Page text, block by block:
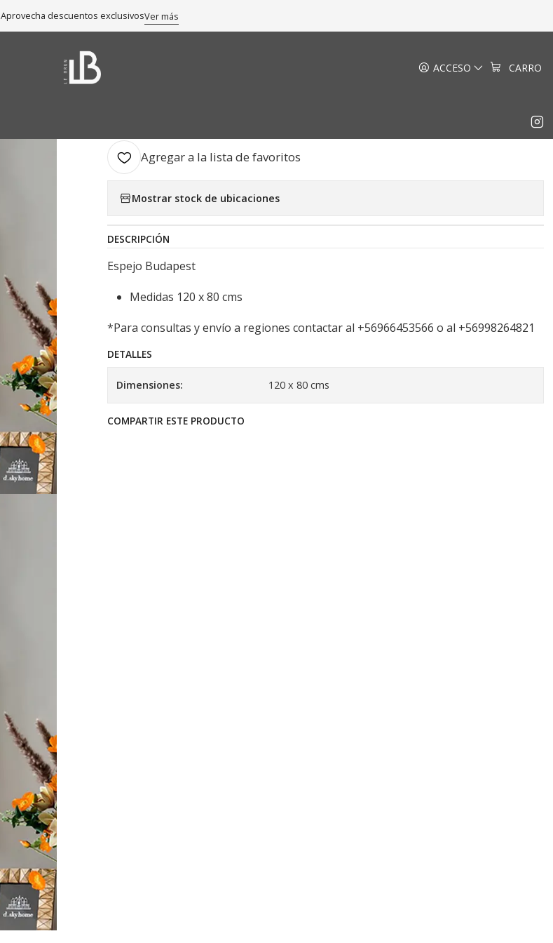
ACCESO CARRO
Aprovecha descuentos exclusivosVer más
Colección Espejos Espejo Budapest
Agregar a la lista de favoritos
Mostrar stock de ubicaciones
DESCRIPCIÓN
Espejo Budapest
Medidas 120 x 80 cms
*Para consultas y envío a regiones contactar al +56966453566 o al +56998264821
DETALLES
Dimensiones: 120 x 80 cms
COMPARTIR ESTE PRODUCTO